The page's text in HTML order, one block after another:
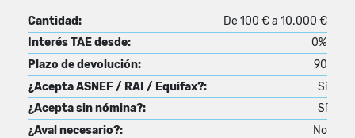
Cantidad:
De 100 € a 10.000 €
Interés TAE desde:
0%
Plazo de devolución:
90
¿Acepta ASNEF / RAI / Equifax?:
Sí
¿Acepta sin nómina?:
Sí
¿Aval necesario?:
No